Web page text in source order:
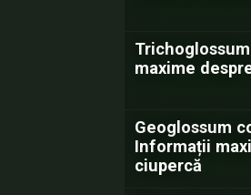
maxime
Geoglossum
Informații
ciupercă